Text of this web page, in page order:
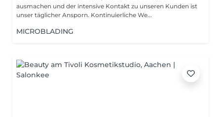
ausmachen und der intensive Kontakt zu unseren Kunden ist
unser täglicher Ansporn. Kontinuierliche We...
MICROBLADING